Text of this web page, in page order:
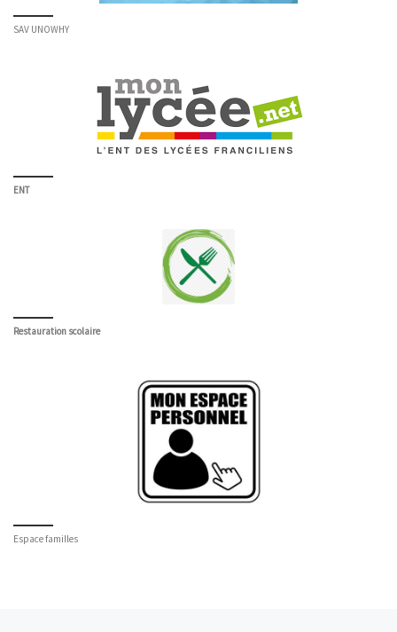
SAV UNOWHY
ENT
Restauration scolaire
Espace familles